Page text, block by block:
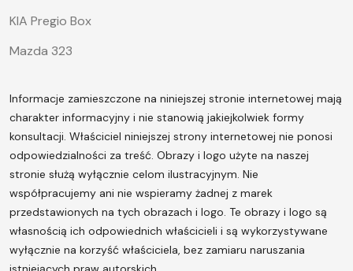
KIA Pregio Box
Mazda 323
Informacje zamieszczone na niniejszej stronie internetowej mają
charakter informacyjny i nie stanowią jakiejkolwiek formy
konsultacji. Właściciel niniejszej strony internetowej nie ponosi
odpowiedzialności za treść. Obrazy i logo użyte na naszej
stronie służą wyłącznie celom ilustracyjnym. Nie
współpracujemy ani nie wspieramy żadnej z marek
przedstawionych na tych obrazach i logo. Te obrazy i logo są
własnością ich odpowiednich właścicieli i są wykorzystywane
wyłącznie na korzyść właściciela, bez zamiaru naruszania